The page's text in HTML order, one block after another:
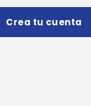
Crea tu cuenta